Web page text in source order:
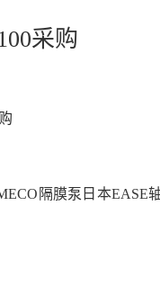
采购
隔膜泵日本EASE